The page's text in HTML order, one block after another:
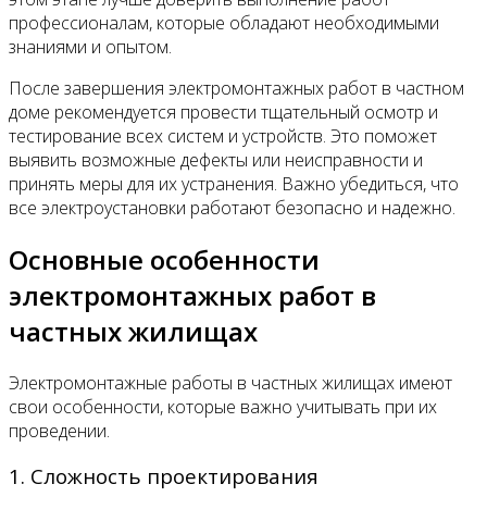
профессионалам, которые обладают необходимыми
знаниями и опытом.
После завершения электромонтажных работ в частном
доме рекомендуется провести тщательный осмотр и
тестирование всех систем и устройств. Это поможет
выявить возможные дефекты или неисправности и
принять меры для их устранения. Важно убедиться, что
все электроустановки работают безопасно и надежно.
Основные особенности
электромонтажных работ в
частных жилищах
Электромонтажные работы в частных жилищах имеют
свои особенности, которые важно учитывать при их
проведении.
1. Сложность проектирования